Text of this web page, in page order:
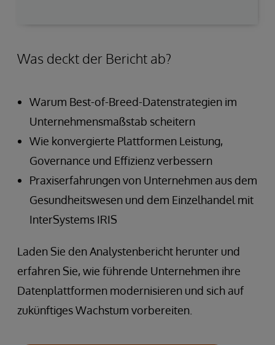
Was deckt der Bericht ab?
Warum Best-of-Breed-Datenstrategien im
Unternehmensmaßstab scheitern
Wie konvergierte Plattformen Leistung,
Governance und Effizienz verbessern
Praxiserfahrungen von Unternehmen aus dem
Gesundheitswesen und dem Einzelhandel mit
InterSystems IRIS
Laden Sie den Analystenbericht herunter und
erfahren Sie, wie führende Unternehmen ihre
Datenplattformen modernisieren und sich auf
zukünftiges Wachstum vorbereiten.